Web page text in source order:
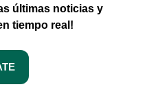
últimas noticias y
tiempo real!